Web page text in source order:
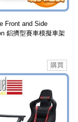
Front and Side
鋁擠型賽車模擬車架